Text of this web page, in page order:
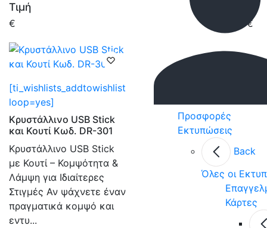
Προσφορές
Εκτυπώσεις
Back
Όλες οι
Κάρτες
Τιμή
€ €
[ti_wishlists_addtowishlist
loop=yes]
Κρυστάλλινο USB Stick
και Κουτί Κωδ. DR-301
Κρυστάλλινο USB Stick
με Κουτί – Κομψότητα &
Λάμψη για Ιδιαίτερες
Στιγμές Αν ψάχνετε έναν
πραγματικά κομψό και
εντυ...